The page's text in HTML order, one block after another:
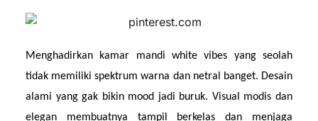
Menghadirkan kamar mandi white vibes yang seolah
tidak memiliki spektrum warna dan netral banget. Desain
alami yang gak bikin mood jadi buruk. Visual modis dan
elegan membuatnya tampil berkelas dan menjaga